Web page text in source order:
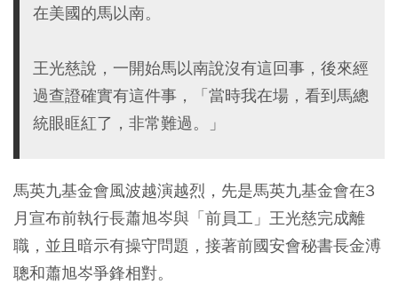
在美國的馬以南。
王光慈說，一開始馬以南說沒有這回事，後來經
過查證確實有這件事，「當時我在場，看到馬總
統眼眶紅了，非常難過。」
馬英九基金會風波越演越烈，先是馬英九基金會在3
月宣布前執行長蕭旭岑與「前員工」王光慈完成離
職，並且暗示有操守問題，接著前國安會秘書長金溥
聰和蕭旭岑爭鋒相對。